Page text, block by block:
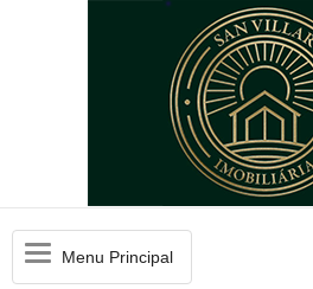
MenuMenu Principal